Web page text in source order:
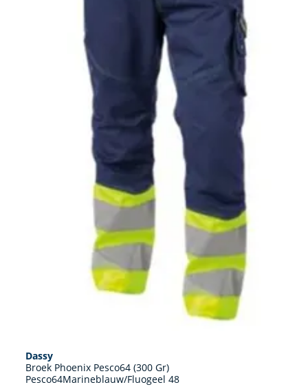
Dassy
Broek Phoenix Pesco64 (300 Gr)
Pesco64Marineblauw/Fluogeel 48